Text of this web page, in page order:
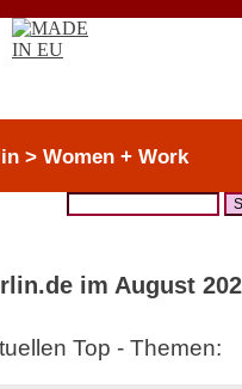
> Women + Work
im August
Top - Themen: